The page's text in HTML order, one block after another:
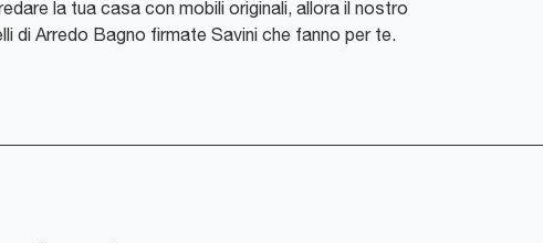
la tua casa con mobili originali, allora il nostro
di Arredo Bagno firmate Savini che fanno per te.